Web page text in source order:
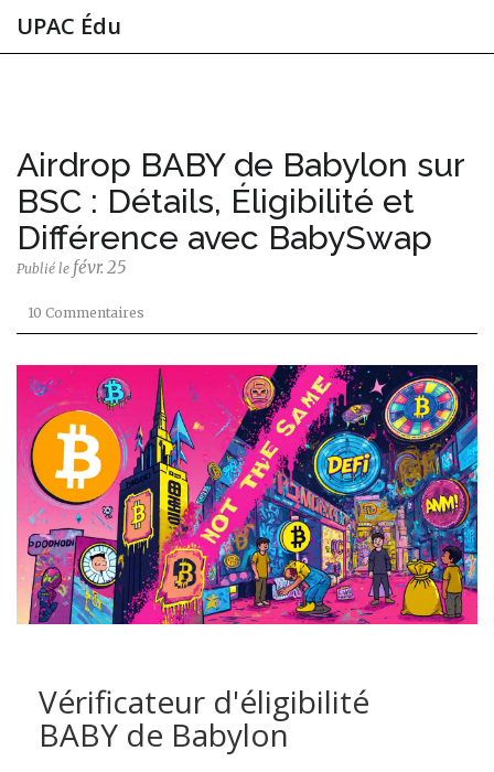
UPAC Édu
Airdrop BABY de Babylon sur
BSC : Détails, Éligibilité et
Différence avec BabySwap
Publié le févr. 25
10 Commentaires
Vérificateur d'éligibilité
BABY de Babylon